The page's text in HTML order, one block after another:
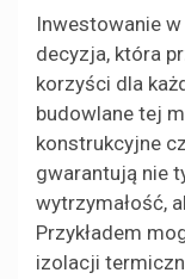
Inwestowanie
decyzja, która
korzyści dla
budowlane tej
konstrukcyjne
gwarantują nie
wytrzymałość,
Przykładem
izolacji